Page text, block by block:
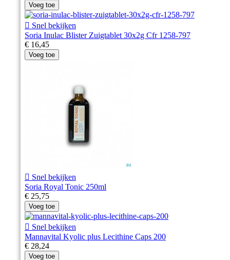
Voeg toe
 Snel bekijken
Soria Inulac Blister Zuigtablet 30x2g Cfr 1258-797
€ 16,45
Voeg toe
 Snel bekijken
Soria Royal Tonic 250ml
€ 25,75
Voeg toe
 Snel bekijken
Mannavital Kyolic plus Lecithine Caps 200
€ 28,24
Voeg toe